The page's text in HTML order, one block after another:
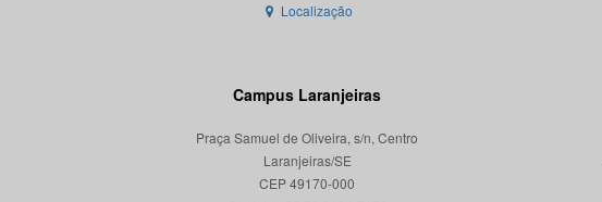
Localização
Campus Laranjeiras
Praça Samuel de Oliveira, s/n, Centro
Laranjeiras/SE
CEP 49170-000